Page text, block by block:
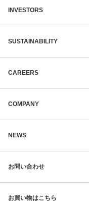
INVESTORS
SUSTAINABILITY
CAREERS
COMPANY
NEWS
お問い合わせ
お買い物はこちら